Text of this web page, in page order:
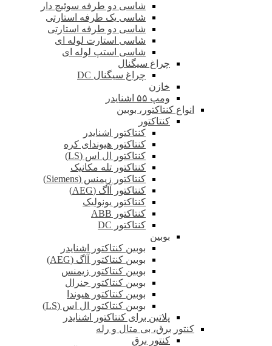
شاسی دو طرفه سوئیچ دار
شاسی یک طرفه استارتی
شاسی دو طرفه استارتی
شاسی استارت لوله ای
شاسی استپ لوله ای
چراغ سیگنال
چراغ سیگنال DC
خازن
ومپ ۵۵ اشنایدر
انواع کنتاکتور، بوبین
کنتاکتور
کنتاکتور اشنایدر
کنتاکتور هیوندای کره
کنتاکتور ال اس (LS)
کنتاکتور تله مکانیک
کنتاکتور زیمنس (Siemens)
کنتاکتور آاگ (AEG)
کنتاکتور یونولیک
کنتاکتور ABB
کنتاکتور DC
بوبین
بوبین کنتاکتور اشنایدر
بوبین کنتاکتور آاگ (AEG)
بوبین کنتاکتور زیمنس
بوبین کنتاکتور جنرال
بوبین کنتاکتور هیوندا
بوبین کنتاکتور ال اس (LS)
پلاتین برای کنتاکتور اشنایدر
کنتور برق، بی متال و رله
کنتور برق